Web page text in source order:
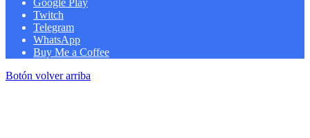
Twitch
Telegram
WhatsApp
Buy Me a Coffee
Botón volver arriba